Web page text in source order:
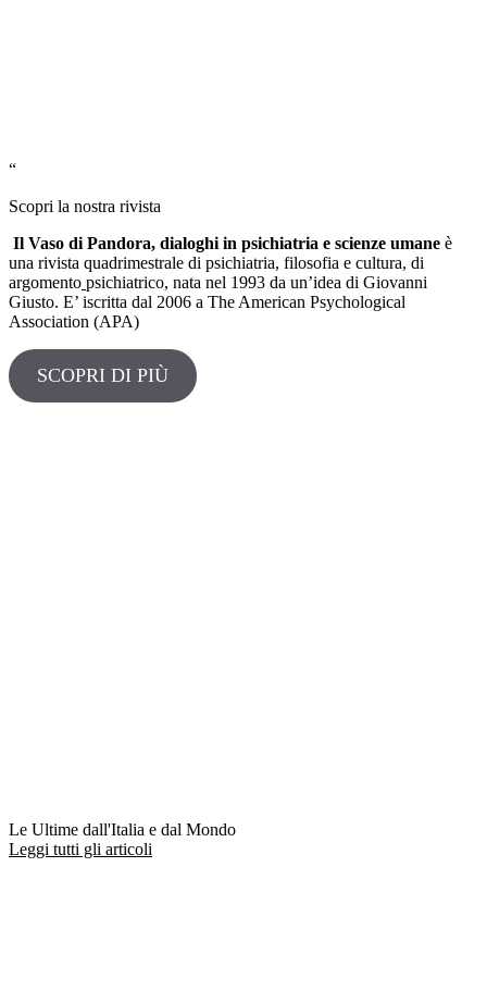
“
Scopri la nostra rivista
Il Vaso di Pandora, dialoghi in psichiatria e scienze umane è
una rivista quadrimestrale di psichiatria, filosofia e cultura, di
argomento psichiatrico, nata nel 1993 da un’idea di Giovanni
Giusto. E’ iscritta dal 2006 a The American Psychological
Association (APA)
SCOPRI DI PIÙ
Le Ultime dall'Italia e dal Mondo
Leggi tutti gli articoli